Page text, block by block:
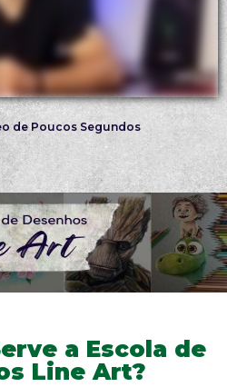
de Poucos Segundos
a Escola de
Line Art?